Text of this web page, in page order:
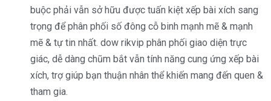
buộc phải vẫn sở hữu được tuấn kiệt xếp bài xích sang
trọng để phân phối số đông cỗ binh mạnh mẽ & mạnh
mẽ & tự tin nhất. dow rikvip phân phối giao diện trực
giác, dễ dàng chũm bắt vẫn tính năng cung ứng xếp bài
xích, trợ giúp bạn thuận nhân thể khiến mang đến quen &
tham gia.